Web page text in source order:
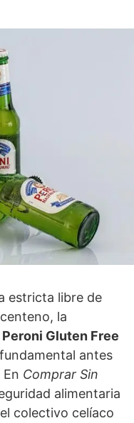
estricta libre de
la
Gluten Free
antes
Comprar Sin
alimentaria
colectivo celíaco